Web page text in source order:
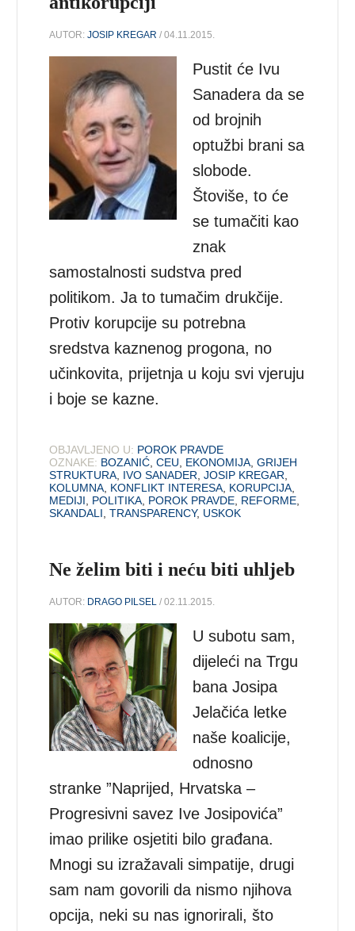
AUTOR:JOSIP KREGAR / 04.11.2015.
Pustit će Ivu
Sanadera da se
od brojnih
optužbi brani sa
slobode.
Štoviše, to će
se tumačiti kao
znak
samostalnosti sudstva pred
politikom. Ja to tumačim drukčije.
Protiv korupcije su potrebna
sredstva kaznenog progona, no
učinkovita, prijetnja u koju svi vjeruju
i boje se kazne.
OBJAVLJENO U: POROK PRAVDE
OZNAKE: BOZANIĆ ,CEU EKONOMIJA ,GRIJEH
STRUKTURA IVO SANADER ,JOSIP KREGAR
KOLUMNA KONFLIKT INTERESA KORUPCIJA
MEDIJI
POLITIKA POROK PRAVDE REFORME
SKANDALI ,TRANSPARENCY, USKOK
Ne želim biti i neću biti uhljeb
AUTOR: DRAGO PILSEL / 02.11.2015.
U subotu sam,
dijeleći na Trgu
bana Josipa
Jelačića letke
naše koalicije,
odnosno
stranke ”Naprijed, Hrvatska –
Progresivni savez Ive Josipovića”
imao prilike osjetiti bilo građana.
Mnogi su izražavali simpatije, drugi
sam nam govorili da nismo njihova
opcija, neki su nas ignorirali, što